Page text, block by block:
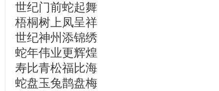
世纪门前蛇起舞
梧桐树上凤呈祥
世纪神州添锦绣
蛇年伟业更辉煌
寿比青松福比海
蛇盘玉兔鹊盘梅